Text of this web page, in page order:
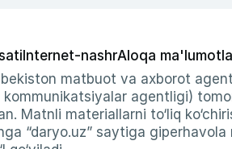
Internet-nashrAloqa
matbuot va axborot
agentligi)
Matnli materiallarni to‘liq
“daryo.uz” saytiga